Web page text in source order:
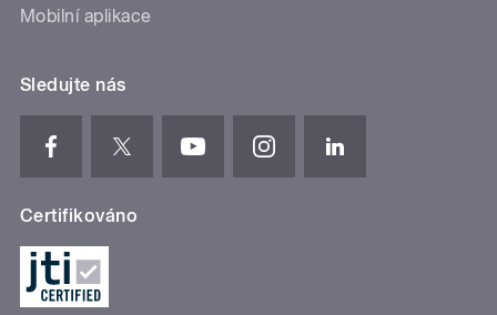
Mobilní aplikace
Sledujte nás
Certifikováno